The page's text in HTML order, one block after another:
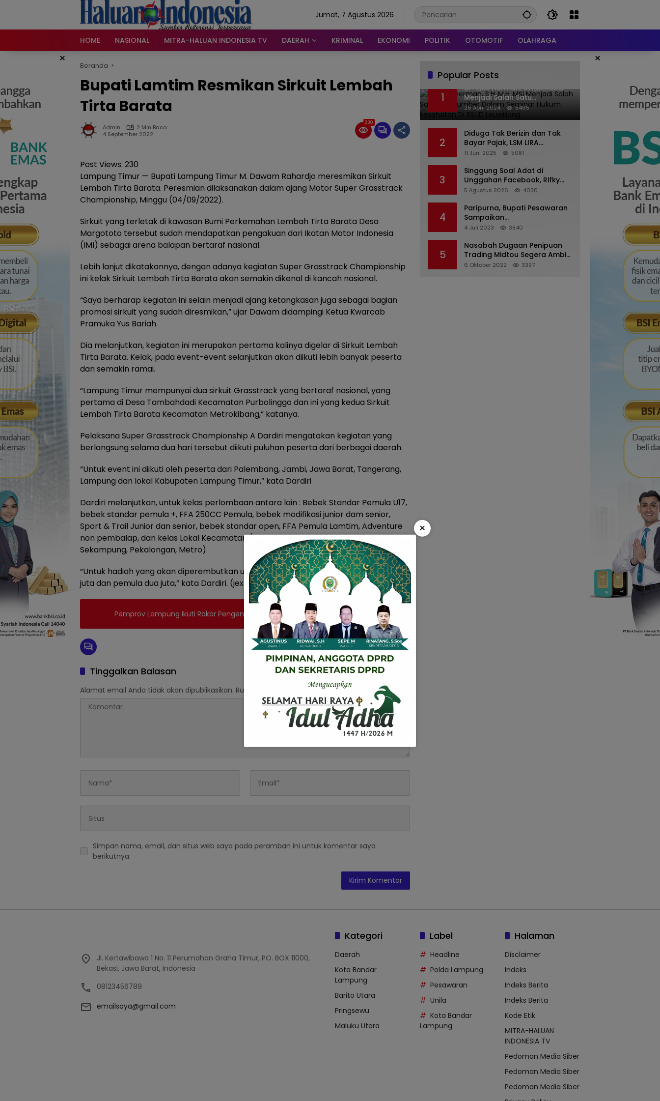
Jumat, 7 Agustus 2026
HOME NASIONAL MITRA-HALUAN INDONESIA TV DAERAH KRIMINAL EKONOMI POLITIK OTOMOTIF OLAHRAGA
× ×
Beranda
Bupati Lamtim Resmikan Sirkuit Lembah
Tirta Barata
Admin
2 Min Baca
4 September 2022
230
Post Views: 230
Lampung Timur — Bupati Lampung Timur M. Dawam Rahardjo meresmikan Sirkuit
Lembah Tirta Barata. Peresmian dilaksanakan dalam ajang Motor Super Grasstrack
Championship, Minggu (04/09/2022).
Sirkuit yang terletak di kawasan Bumi Perkemahan Lembah Tirta Barata Desa
Margototo tersebut sudah mendapatkan pengakuan dari Ikatan Motor Indonesia
(IMI) sebagai arena balapan bertaraf nasional.
Lebih lanjut dikatakannya, dengan adanya kegiatan Super Grasstrack Championship
ini kelak Sirkuit Lembah Tirta Barata akan semakin dikenal di kancah nasional.
“Saya berharap kegiatan ini selain menjadi ajang ketangkasan juga sebagai bagian
promosi sirkuit yang sudah diresmikan,” ujar Dawam didampingi Ketua Kwarcab
Pramuka Yus Bariah.
Dia melanjutkan, kegiatan ini merupakan pertama kalinya digelar di Sirkuit Lembah
Tirta Barata. Kelak, pada event-event selanjutkan akan diikuti lebih banyak peserta
dan semakin ramai.
“Lampung Timur mempunyai dua sirkuit Grasstrack yang bertaraf nasional, yang
pertama di Desa Tambahdadi Kecamatan Purbolinggo dan ini yang kedua Sirkuit
Lembah Tirta Barata Kecamatan Metrokibang,” katanya.
Pelaksana Super Grasstrack Championship A Dardiri mengatakan kegiatan yang
berlangsung selama dua hari tersebut diikuti puluhan peserta dari berbagai daerah.
“Untuk event ini diikuti oleh peserta dari Palembang, Jambi, Jawa Barat, Tangerang,
Lampung dan lokal Kabupaten Lampung Timur,” kata Dardiri
Dardiri melanjutkan, untuk kelas perlombaan antara lain : Bebek Standar Pemula U17,
bebek standar pemula +, FFA 250CC Pemula, bebek modifikasi junior dam senior,
Sport & Trail Junior dan senior, bebek standar open, FFA Pemula Lamtim, Adventure
non pembalap, dan kelas Lokal Kecamatan (Metro Kibang, Batanghari, Natar,
Sekampung, Pekalongan, Metro).
“Untuk hadiah yang akan diperembutkan untuk Kelas Senior 10 juta, kelas Junior tiga
juta dan pemula dua juta,” kata Dardiri. (jex)
Pemprov Lampung Ikuti Rakor Pengendalian Inflasi Daerah
Tinggalkan Balasan
Alamat email Anda tidak akan dipublikasikan. Ruas yang wajib ditandai*
Simpan nama, email, dan situs web saya pada peramban ini untuk komentar saya
berikutnya.
Popular Posts
1
Dr. KMS Herman, S.H.,M.H.,MSi
Menjadi Salah Satu
Narasumber Dalam Seminar
Hukum kesehatan Di RSUD
26 April 2024 5465
2
Diduga Tak Berizin dan Tak
Bayar Pajak, LSM LIRA
Laporkan Santerra de
Batu
11 Juni 2025 5081
3
Singgung Soal Adat di
Unggahan Facebook, Rifky
Desriana Minta Maaf ke PDA
5 Agustus 2026 4030
4
Paripurna, Bupati Pesawaran
Sampaikan
Pertanggungjawaban
4 Juli 2023 3840
5
Nasabah Dugaan Penipuan
Trading Midtou Segera Ambil
Langkah Hukum
6 Oktober 2022 3397
Jl. Kertawibawa 1 No. 11 Perumahan Graha Timur, PO. BOX 11000,
Bekasi, Jawa Barat, Indonesia
08123456789
emailsaya@gmail.com
Kategori
Daerah
Kota Bandar
Lampung
Barito Utara
Pringsewu
Maluku Utara
Label
Headline
Polda Lampung
Pesawaran
Unila
Kota Bandar
Lampung
Halaman
Disclaimer
Indeks
Indeks Berita
Indeks Berita
Kode Etik
MITRA-HALUAN
INDONESIA TV
Pedoman Media Siber
Pedoman Media Siber
Pedoman Media Siber
×